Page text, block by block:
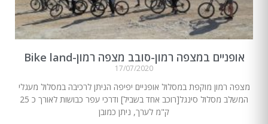
אופניים במצפה רמון-סובב מצפה רמון-Bike land
17/07/2020
מצפה רמון מוקפת במסלול אופניים יפיפה הניתן לרכיבה במסלול מעגלי
המשלב מסלול סינגל[רוכב אחד בשביל] ודרכי עפר כבושות לאורך כ 25
ק"מ לערך, ניתן כמובן